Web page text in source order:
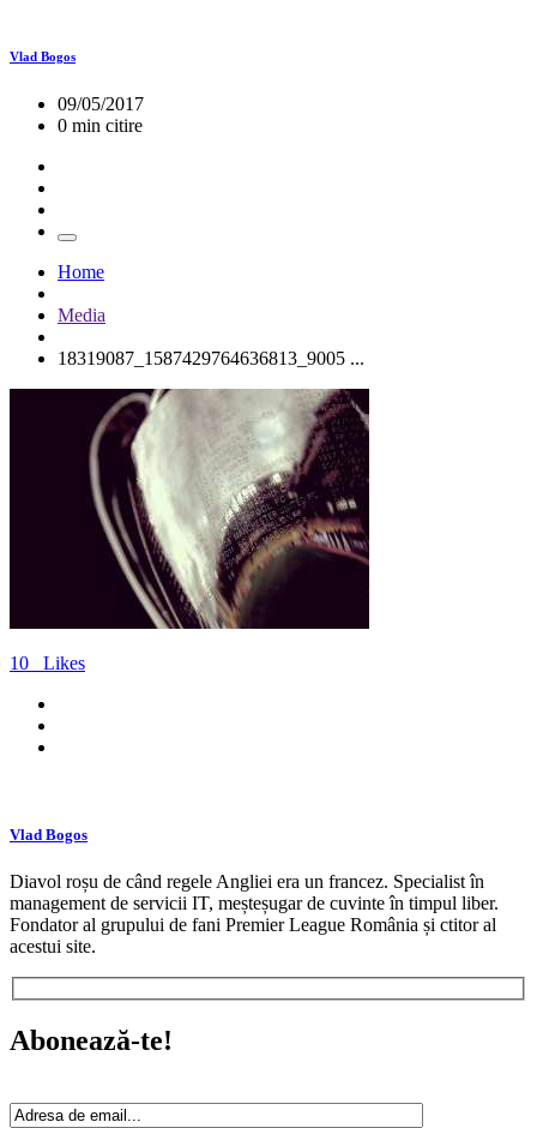
Vlad Bogos
09/05/2017
0 min citire
Home
Media
18319087_1587429764636813_9005 ...
10 Likes
Vlad Bogos
Diavol roșu de când regele Angliei era un francez. Specialist în
management de servicii IT, meșteșugar de cuvinte în timpul liber.
Fondator al grupului de fani Premier League România și ctitor al
acestui site.
Abonează-te!